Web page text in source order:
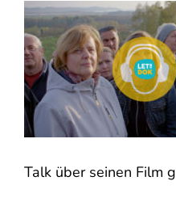
Talk über seinen Film